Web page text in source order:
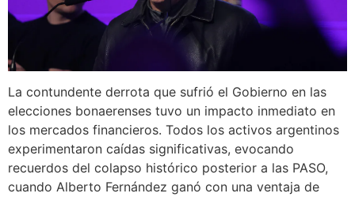
La contundente derrota que sufrió el Gobierno en las
elecciones bonaerenses tuvo un impacto inmediato en
los mercados financieros. Todos los activos argentinos
experimentaron caídas significativas, evocando
recuerdos del colapso histórico posterior a las PASO,
cuando Alberto Fernández ganó con una ventaja de